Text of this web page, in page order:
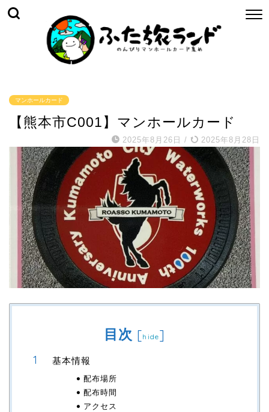
マンホールカード
【熊本市C001】マンホールカード
2025年8月26日 / 2025年8月28日
目次 [hide]
基本情報
配布場所
配布時間
アクセス